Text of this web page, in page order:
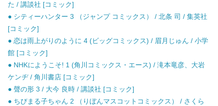
た / 講談社 [コミック]
● シティーハンター 3 （ジャンプ コミックス） / 北条 司 / 集英社
[コミック]
● 恋は雨上がりのように 4 (ビッグコミックス) / 眉月じゅん / 小学
館 [コミック]
● NHKにようこそ! 1 (角川コミックス・エース) / 滝本竜彦、大岩
ケンヂ / 角川書店 [コミック]
● 聲の形 3 / 大今 良時 / 講談社 [コミック]
● ちびまる子ちゃん 2 （りぼんマスコットコミックス） / さくら